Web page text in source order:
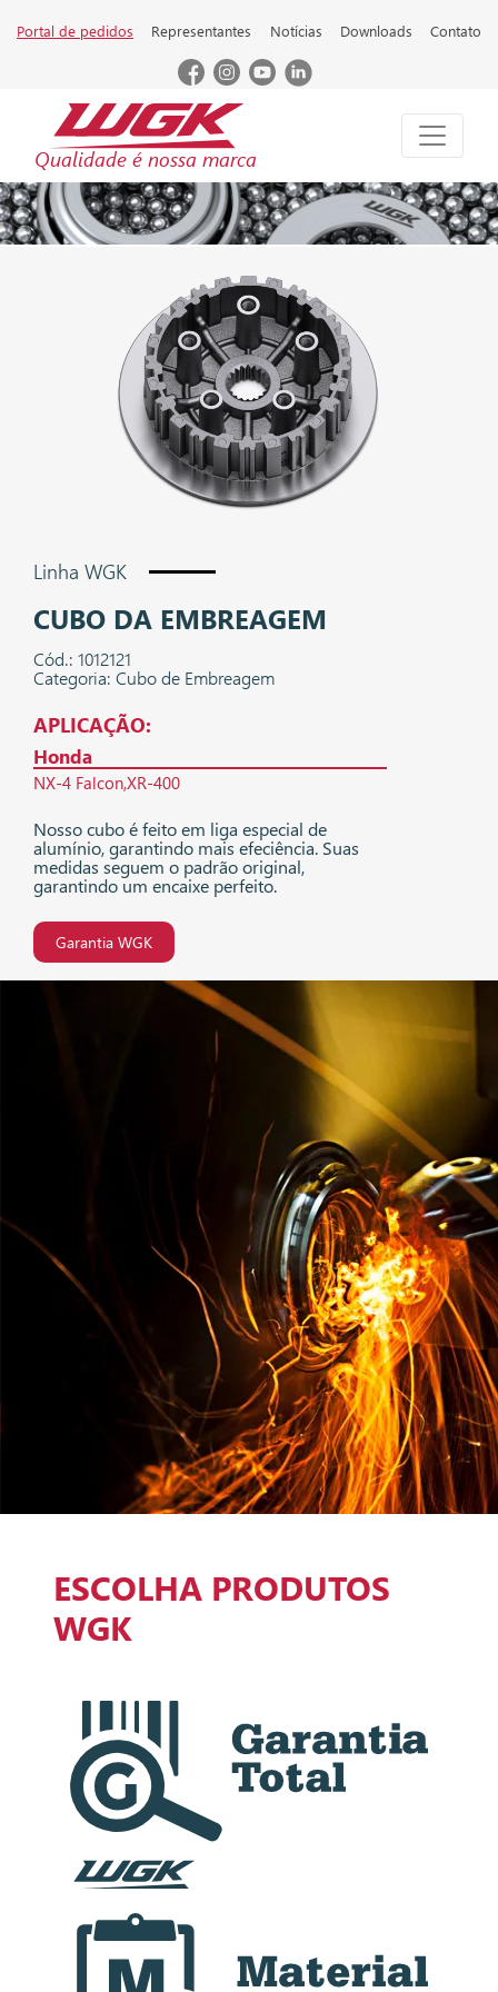
Portal de pedidos Representantes Notícias Downloads Contato
Qualidade é nossa marca
Linha WGK
CUBO DA EMBREAGEM
Cód.: 1012121
Categoria: Cubo de Embreagem
APLICAÇÃO:
Honda
NX-4 FalconXR-400
Nosso cubo é feito em liga especial de
alumínio, garantindo mais efeciência. Suas
medidas seguem o padrão original,
garantindo um encaixe perfeito.
Garantia WGK
ESCOLHA PRODUTOS
WGK